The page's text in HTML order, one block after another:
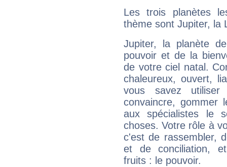
Les trois planètes
thème sont Jupiter, la
Jupiter, la planète
pouvoir et de la
de votre ciel natal.
chaleureux, ouvert,
vous savez
convaincre, gommer
aux spécialistes le
choses. Votre rôle à
c'est de rassembler,
et de conciliation,
fruits : le pouvoir.